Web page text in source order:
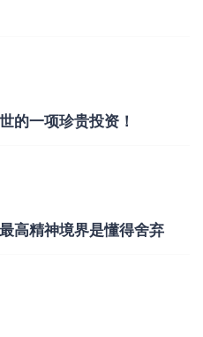
的一项珍贵投资！
高精神境界是懂得舍弃